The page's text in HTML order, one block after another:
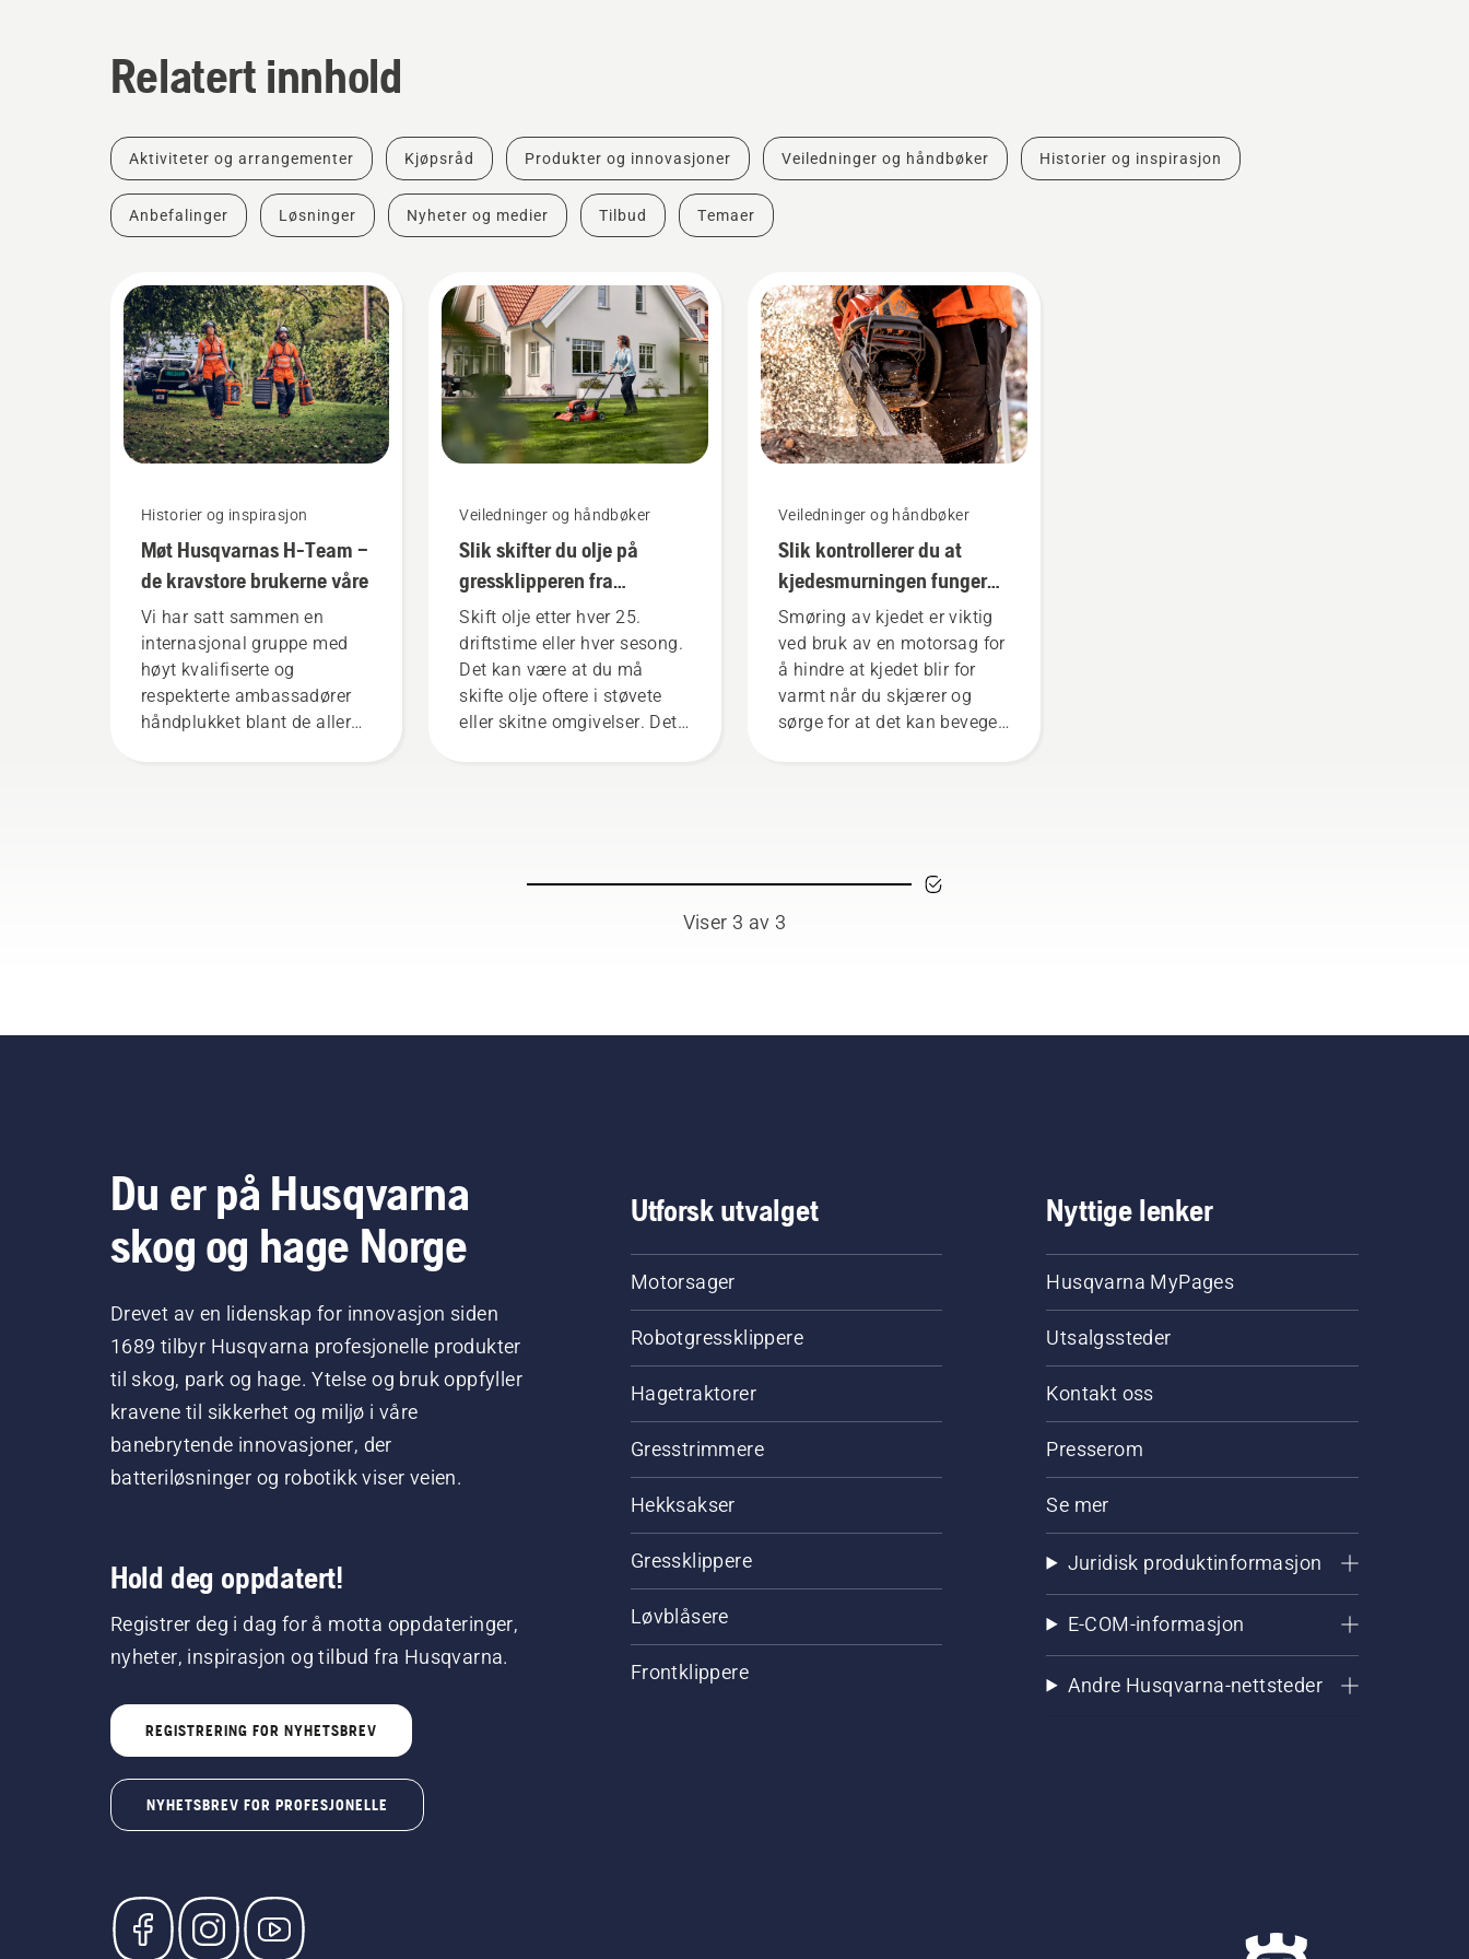
Relatert innhold
Aktiviteter og arrangementer Kjøpsråd Produkter og innovasjoner Veiledninger og håndbøker Historier og inspirasjon
Anbefalinger Løsninger Nyheter og medier Tilbud Temaer
Historier og inspirasjon
Møt Husqvarnas H-Team –
de kravstore brukerne våre
Vi har satt sammen en
internasjonal gruppe med
høyt kvalifiserte og
respekterte ambassadører
håndplukket blant de aller
Veiledninger og håndbøker
Slik skifter du olje på
gressklipperen fra
Husqvarna
Skift olje etter hver 25.
driftstime eller hver sesong.
Det kan være at du må
skifte olje oftere i støvete
eller skitne omgivelser. Det
Veiledninger og håndbøker
Slik kontrollerer du at
kjedesmurningen fungerer
på motorsagen
Smøring av kjedet er viktig
ved bruk av en motorsag for
å hindre at kjedet blir for
varmt når du skjærer og
sørge for at det kan bevege
du kontrollerer om
motorsagen fungerer som
kjedebremsen er koblet fra.
Viser 3 av 3
Du er på Husqvarna
skog og hage Norge
Drevet av en lidenskap for innovasjon siden
1689 tilbyr Husqvarna profesjonelle produkter
til skog, park og hage. Ytelse og bruk oppfyller
kravene til sikkerhet og miljø i våre
banebrytende innovasjoner, der
batteriløsninger og robotikk viser veien.
Hold deg oppdatert!
Registrer deg i dag for å motta oppdateringer,
nyheter, inspirasjon og tilbud fra Husqvarna.
REGISTRERING FOR NYHETSBREV
NYHETSBREV FOR PROFESJONELLE
Utforsk utvalget
Motorsager
Robotgressklippere
Hagetraktorer
Gresstrimmere
Hekksakser
Gressklippere
Løvblåsere
Frontklippere
Nyttige lenker
Husqvarna MyPages
Utsalgssteder
Kontakt oss
Presserom
Se mer
Juridisk produktinformasjon
E-COM-informasjon
Andre Husqvarna-nettsteder